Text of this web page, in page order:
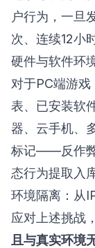
户行为，一旦
次、连续12小
硬件与软件环
对于PC端游戏
表、已安装软
器、云手机、
标记——反作弊
态行为提取入库
环境隔离：从
应对上述挑战
且与真实环境